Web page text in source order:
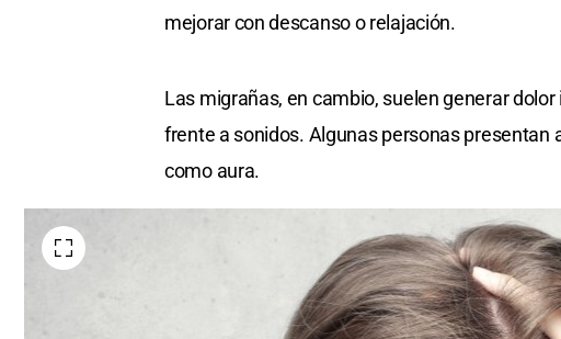
mejorar con descanso o relajación.
Las migrañas, en cambio, suelen generar
frente a sonidos. Algunas personas
como aura.